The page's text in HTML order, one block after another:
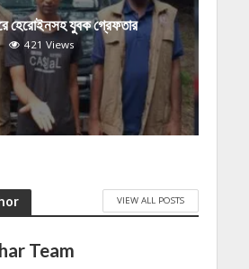
হেরোইনসহ যুবক গ্রেফতার
421 Views
VIEW ALL POSTS
Team